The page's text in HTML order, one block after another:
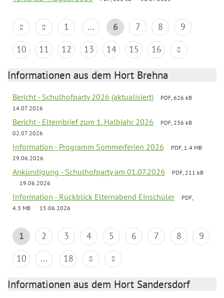
1 ... 6 7 8
9
10
11 12 13 14 15 16
Informationen aus dem Hort Brehna
Bericht - Schulhofparty 2026 (aktualisiert)
PDF, 626 kB
14.07.2026
Bericht - Elternbrief zum 1. Halbjahr 2026
PDF, 236 kB
02.07.2026
Information - Programm Sommerferien 2026
PDF, 1.4 MB
29.06.2026
Ankündigung - Schulhofparty am 01.07.2026
PDF, 211 kB
19.06.2026
Information - Rückblick Elternabend Einschüler
PDF,
4.3 MB
15.06.2026
1 2 3 4 5 6 7 8
9
10
... 18
Informationen aus dem Hort Sandersdorf